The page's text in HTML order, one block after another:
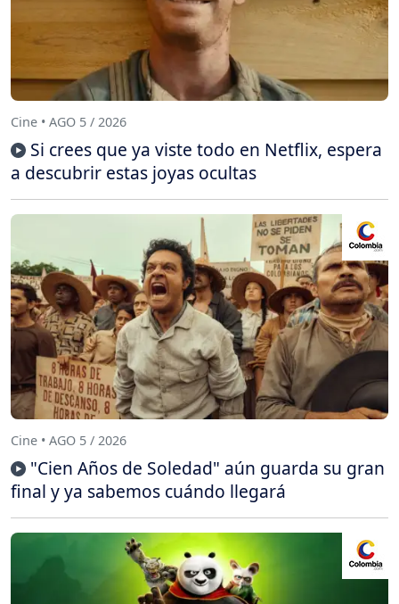
Cine • AGO 5 / 2026
Si crees que ya viste todo en Netflix, espera
a descubrir estas joyas ocultas
Cine • AGO 5 / 2026
"Cien Años de Soledad" aún guarda su gran
final y ya sabemos cuándo llegará